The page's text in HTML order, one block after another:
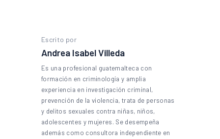
Escrito por
Andrea Isabel Villeda
Es una profesional guatemalteca con
formación en criminología y amplia
experiencia en investigación criminal,
prevención de la violencia, trata de personas
y delitos sexuales contra niñas, niños,
adolescentes y mujeres. Se desempeña
además como consultora independiente en